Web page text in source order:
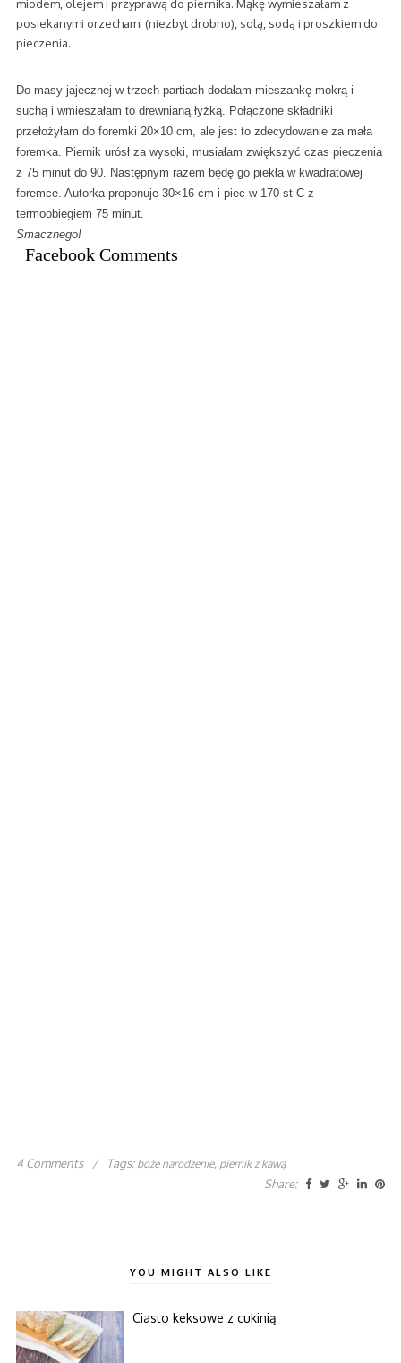
miodem, olejem i przyprawą do piernika. Mąkę wymieszałam z
posiekanymi orzechami (niezbyt drobno), solą, sodą i proszkiem do
pieczenia.
Do masy jajecznej w trzech partiach dodałam mieszankę mokrą i
suchą i wmieszałam to drewnianą łyżką. Połączone składniki
przełożyłam do foremki 20×10 cm, ale jest to zdecydowanie za mała
foremka. Piernik urósł za wysoki, musiałam zwiększyć czas pieczenia
z 75 minut do 90. Następnym razem będę go piekła w kwadratowej
foremce. Autorka proponuje 30×16 cm i piec w 170 st C z
termoobiegiem 75 minut.
Smacznego!
Facebook Comments
4 Comments / Tags: boże narodzenie, piernik z kawą
Share:
YOU MIGHT ALSO LIKE
Ciasto keksowe z cukinią